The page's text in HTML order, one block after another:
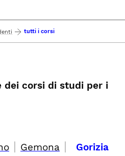
tutti i corsi
dei corsi di studi per i
| Gemona | Gorizia